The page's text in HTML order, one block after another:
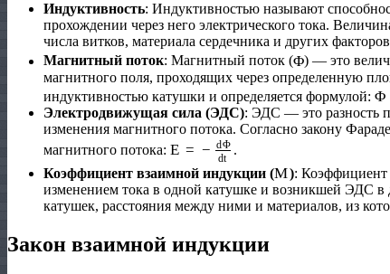
Индуктивность: Индуктивностью называют
прохождении через него электрического тока.
числа витков, материала сердечника и других
Магнитный поток: Магнитный поток (Φ) — это
магнитного поля, проходящих через определенную
индуктивностью катушки и определяется формулой: Φ
Электродвижущая сила (ЭДС): ЭДС — это разность
изменения магнитного потока. Согласно закону
магнитного потока: E dt .
Коэффициент взаимной индукции (M): Коэффициент
изменением тока в одной катушке и возникшей ЭДС в
катушек, расстояния между ними и материалов, из
Закон взаимной индукции